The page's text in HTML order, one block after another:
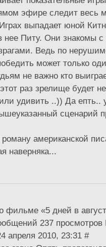
эфире следит весь
выпадает юной
Питу. Они знакомы с
Ведь по
может только
не важно кто
раз зрелище будет
удивить ..)) Да епть..
сценарий
американской
наверняка...
фильме «5 дней в
237 просмотров
апреля 2010, 23:31 #